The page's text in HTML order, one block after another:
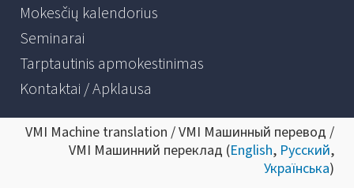
Mokesčių kalendorius
Seminarai
Tarptautinis apmokestinimas
Kontaktai / Apklausa
VMI Machine translation / VMI Машинный перевод /
VMI Машинний переклад (English, Русский,
Українська)